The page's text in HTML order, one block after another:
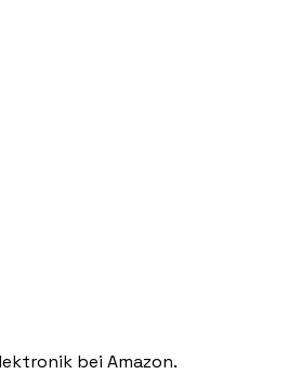
bei Amazon.